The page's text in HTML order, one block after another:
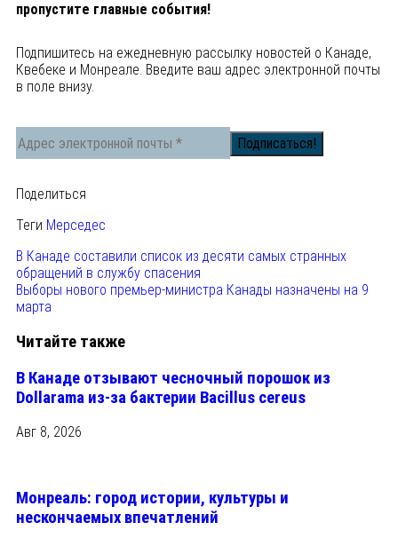
пропустите главные события!
Подпишитесь на ежедневную рассылку новостей о Канаде,
Квебеке и Монреале. Введите ваш адрес электронной почты
в поле внизу.
Поделиться
Теги Мерседес
В Канаде составили список из десяти самых странных
обращений в службу спасения
Выборы нового премьер-министра Канады назначены на 9
марта
Читайте также
В Канаде отзывают чесночный порошок из
Dollarama из-за бактерии Bacillus cereus
Авг 8, 2026
Монреаль: город истории, культуры и
нескончаемых впечатлений